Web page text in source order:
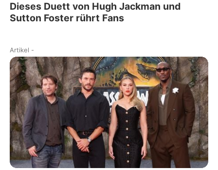
Dieses Duett von Hugh Jackman und
Sutton Foster rührt Fans
Artikel -